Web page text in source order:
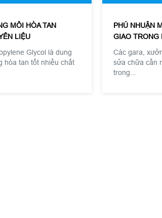
MÔI HÒA TAN
LIỆU
Glycol là dung
hòa tan tốt nhiều chất
PHÚ NHUẬN
GIAO TRONG
Các gara,
sửa chữa cần
trong...